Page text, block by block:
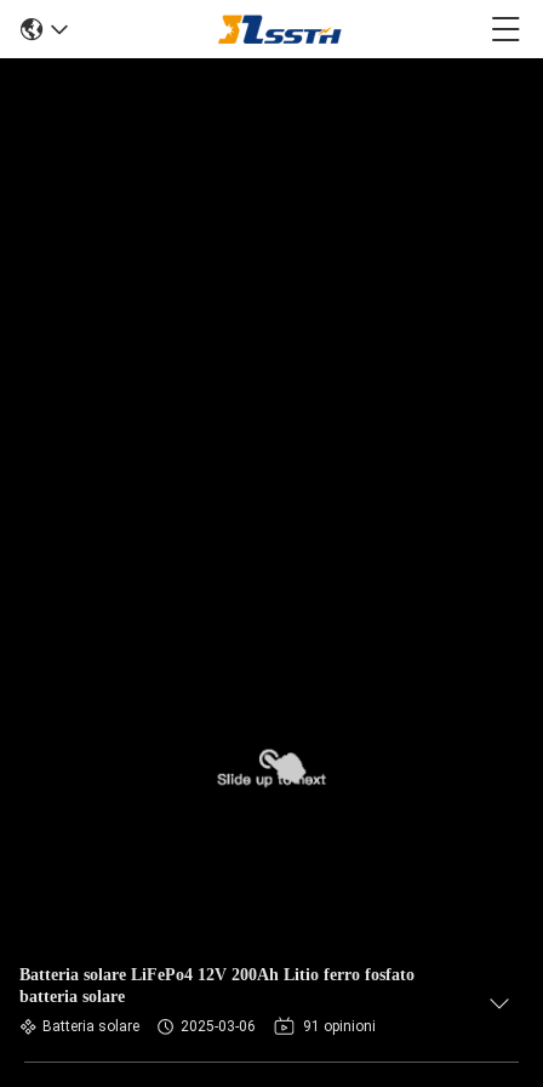
Batteria solare LiFePo4 12V 200Ah Litio ferro fosfato
batteria solare
Batteria solare 2025-03-06 91 opinioni